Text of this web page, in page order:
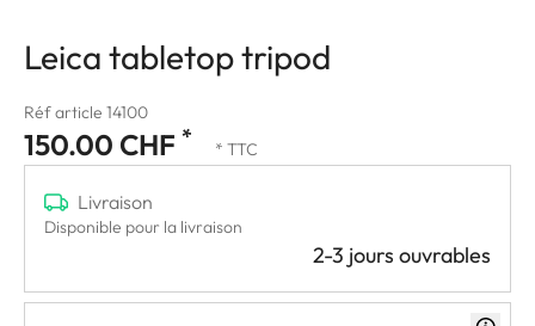
Leica tabletop tripod
Réf article 14100
150.00 CHF * * TTC
Livraison
Disponible pour la livraison
2-3 jours ouvrables